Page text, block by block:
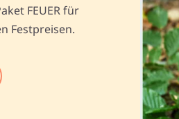
FEUER für
Festpreisen.